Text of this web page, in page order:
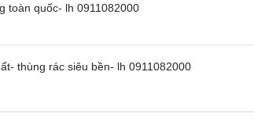
toàn quốc- lh 0911082000
thùng rác siêu bền- lh 0911082000